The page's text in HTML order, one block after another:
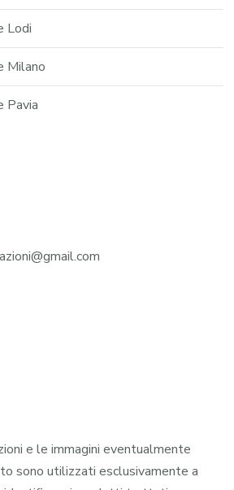
Lodi
Milano
Pavia
e le immagini eventualmente
sono utilizzati esclusivamente a